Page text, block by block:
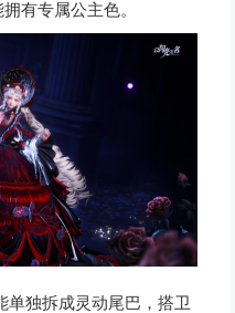
有专属公主色。
单独拆成灵动尾巴，搭卫